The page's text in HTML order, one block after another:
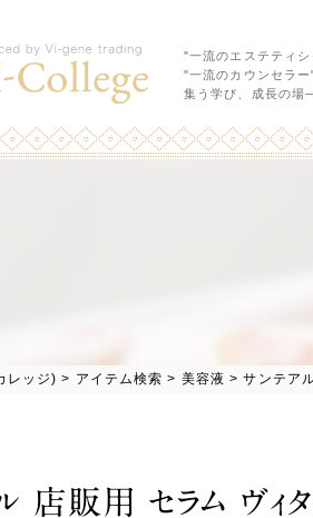
"一流のエステティシ
"一流のカウンセラー
集う学び、成長の
レッジ) > アイテム検索 > 美容液 >サンテア
店販用 セラム ヴィ